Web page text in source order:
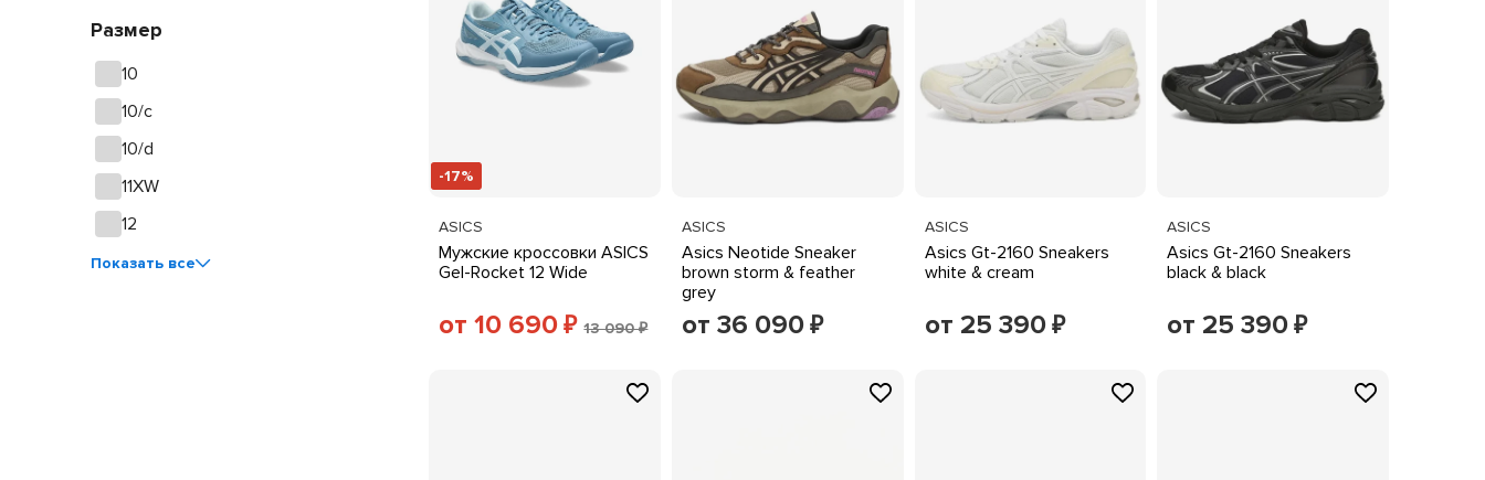
Размер
10
10/c
10/d
11XW
12
Показать все
-17%
ASICS
Мужские кроссовки ASICS
Gel-Rocket 12 Wide
от 10 690 ₽ 13 090 ₽
ASICS
Asics Neotide Sneaker
brown storm & feather
grey
от 36 090 ₽
ASICS
Asics Gt-2160 Sneakers
white & cream
от 25 390 ₽
ASICS
Asics Gt-2160 Sneakers
black & black
от 25 390 ₽